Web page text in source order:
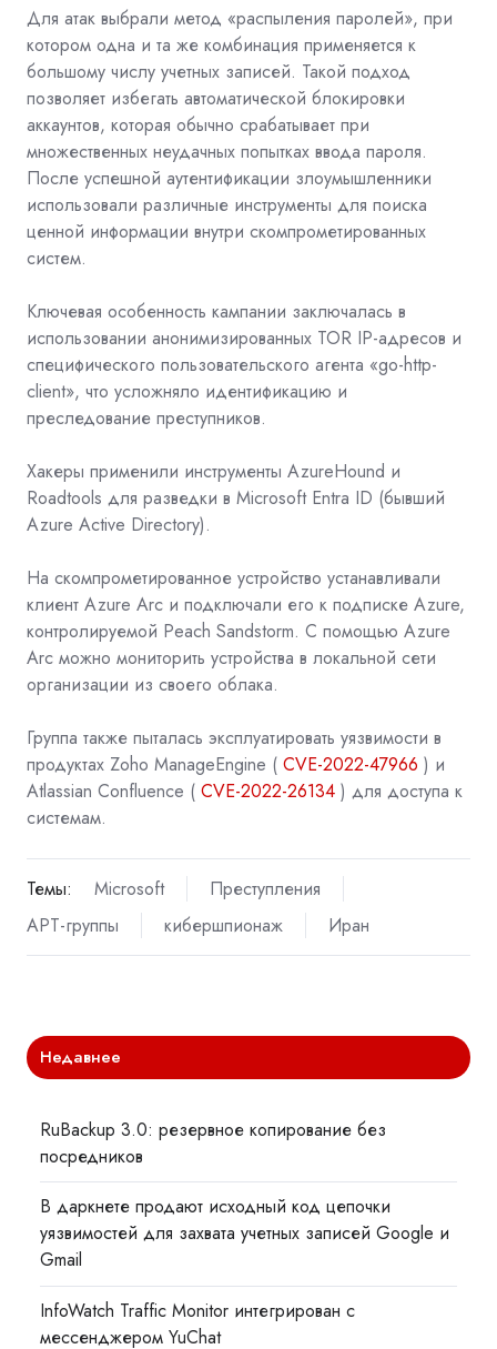
Для атак выбрали метод «распыления паролей», при
котором одна и та же комбинация применяется к
большому числу учетных записей. Такой подход
позволяет избегать автоматической блокировки
аккаунтов, которая обычно срабатывает при
множественных неудачных попытках ввода пароля.
После успешной аутентификации злоумышленники
использовали различные инструменты для поиска
ценной информации внутри скомпрометированных
систем.
Ключевая особенность кампании заключалась в
использовании анонимизированных TOR IP-адресов и
специфического пользовательского агента «go-http-
client», что усложняло идентификацию и
преследование преступников.
Хакеры применили инструменты AzureHound и
Roadtools для разведки в Microsoft Entra ID (бывший
Azure Active Directory).
На скомпрометированное устройство устанавливали
клиент Azure Arc и подключали его к подписке Azure,
контролируемой Peach Sandstorm. С помощью Azure
Arc можно мониторить устройства в локальной сети
организации из своего облака.
Группа также пыталась эксплуатировать уязвимости в
продуктах Zoho ManageEngine ( CVE-2022-47966 ) и
Atlassian Confluence ( CVE-2022-26134 ) для доступа к
системам.
Темы: Microsoft
Преступления
APT-группы
кибершпионаж Иран
Недавнее
RuBackup 3.0: резервное копирование без
посредников
В даркнете продают исходный код цепочки
уязвимостей для захвата учетных записей Google и
Gmail
InfoWatch Traffic Monitor интегрирован с
мессенджером YuChat